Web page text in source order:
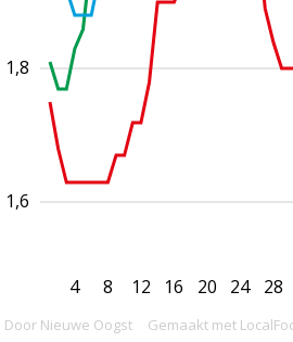
28
24
20
16
12
8
4
1,6
1,8
Gemaakt met
Door Nieuwe Oogst